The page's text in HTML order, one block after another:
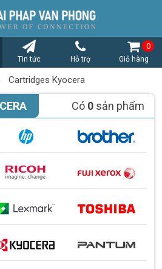
Tin tức Hỗ trợ Giỏ hàng
0
Cartridges Kyocera
Có 0 sản phẩm